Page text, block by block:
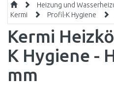
Heizung und
Kermi
Profil-K Hygiene
Kermi
K Hygiene -
mm